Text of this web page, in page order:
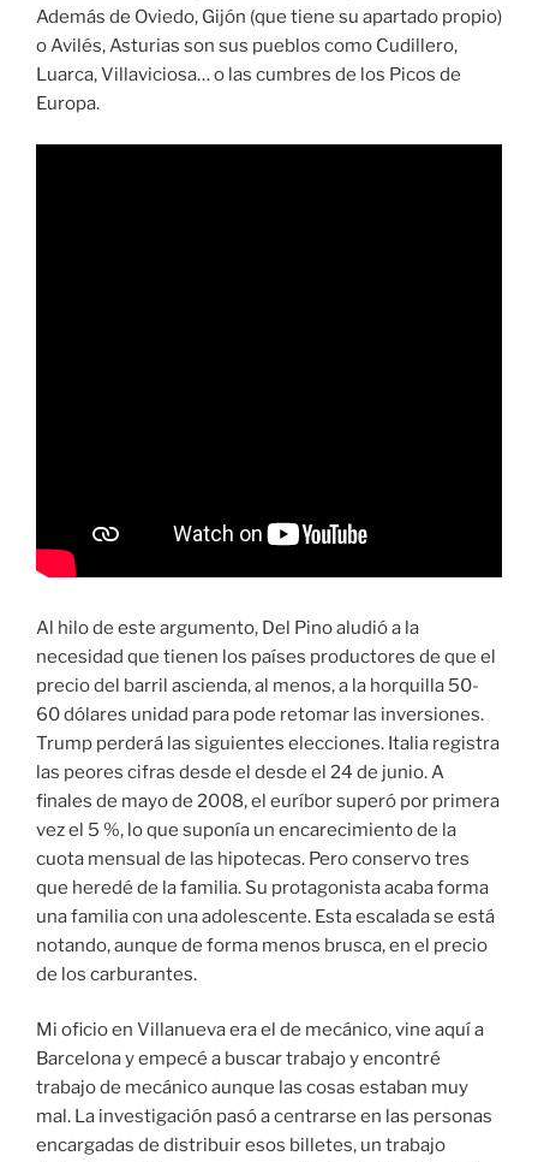
Además de Oviedo, Gijón (que tiene su apartado propio)
o Avilés, Asturias son sus pueblos como Cudillero,
Luarca, Villaviciosa… o las cumbres de los Picos de
Europa.
Al hilo de este argumento, Del Pino aludió a la
necesidad que tienen los países productores de que el
precio del barril ascienda, al menos, a la horquilla 50-
60 dólares unidad para pode retomar las inversiones.
Trump perderá las siguientes elecciones. Italia registra
las peores cifras desde el desde el 24 de junio. A
finales de mayo de 2008, el euríbor superó por primera
vez el 5 %, lo que suponía un encarecimiento de la
cuota mensual de las hipotecas. Pero conservo tres
que heredé de la familia. Su protagonista acaba forma
una familia con una adolescente. Esta escalada se está
notando, aunque de forma menos brusca, en el precio
de los carburantes.
Mi oficio en Villanueva era el de mecánico, vine aquí a
Barcelona y empecé a buscar trabajo y encontré
trabajo de mecánico aunque las cosas estaban muy
mal. La investigación pasó a centrarse en las personas
encargadas de distribuir esos billetes, un trabajo